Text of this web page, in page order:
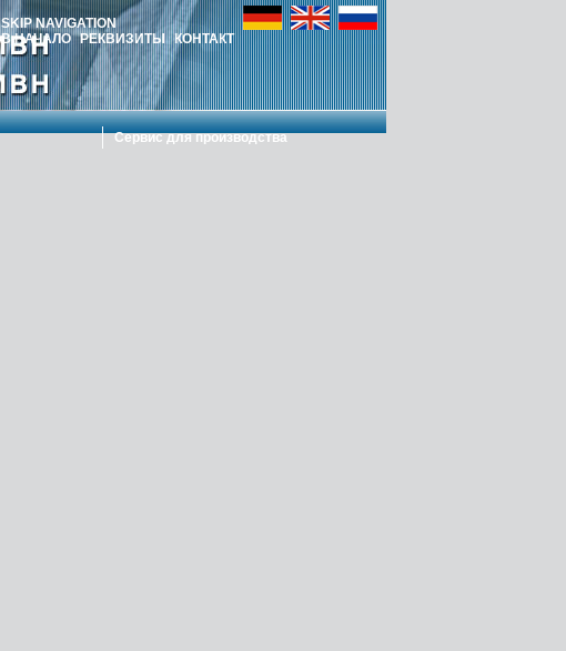
SKIP NAVIGATION
В НАЧАЛО РЕКВИЗИТЫ КОНТАКТ
Сервис для производства